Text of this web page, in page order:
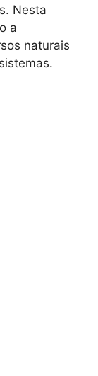
Nesta
a
naturais